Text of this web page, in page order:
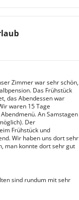
Zimmer war sehr schön,
Das Frühstück
das Abendessen war
waren 15 Tage
An Samstagen
Der
Frühstück und
Wir haben uns dort sehr
man konnte dort sehr gut
sind rundum mit sehr